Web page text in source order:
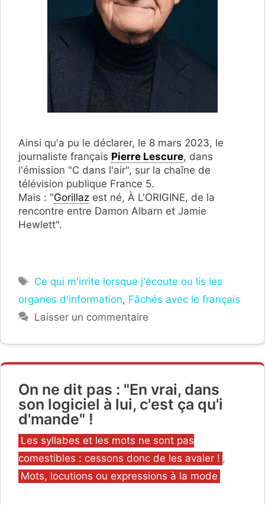
Ainsi qu'a pu le déclarer, le 8 mars 2023, le
journaliste français Pierre Lescure, dans
l'émission "C dans l'air", sur la chaîne de
télévision publique France 5.
Mais : "Gorillaz est né, À L'ORIGINE, de la
rencontre entre Damon Albarn et Jamie
Hewlett".
Étiquettes
Ce qui m'irrite lorsque j'écoute ou lis les
organes d'information, Fâchés avec le français
Laisser un commentaire
On ne dit pas : "En vrai, dans
son logiciel à lui, c'est ça qu'i
d'mande" !
Catégories
Les syllabes et les mots ne sont pas
comestibles : cessons donc de les avaler ! ,
Mots, locutions ou expressions à la mode